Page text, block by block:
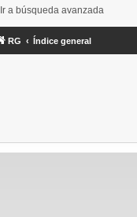
Ir a búsqueda avanzada
RG Índice general